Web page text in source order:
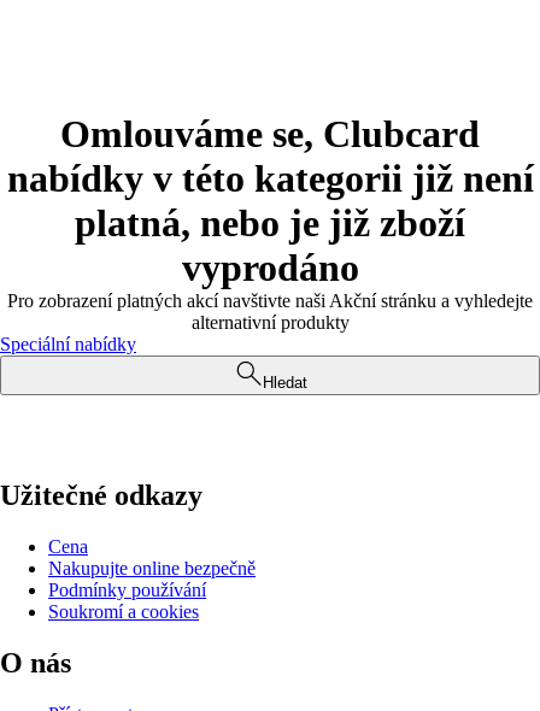
Omlouváme se, Clubcard
nabídky v této kategorii již není
platná, nebo je již zboží
vyprodáno
Pro zobrazení platných akcí navštivte naši Akční stránku a vyhledejte
alternativní produkty
Speciální nabídky
Hledat
Užitečné odkazy
Cena
Nakupujte online bezpečně
Podmínky používání
Soukromí a cookies
O nás